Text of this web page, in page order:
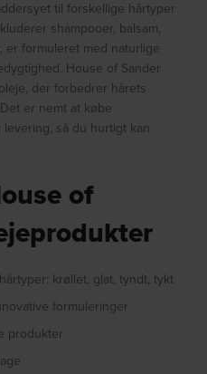
til forskellige hårtyper
shampooer, balsam,
er formuleret med naturlige
House of Sander
der forbedrer hårets
er nemt at købe
så du hurtigt kan
of
krøllet, glat, tyndt, tykt
formuleringer
produkter